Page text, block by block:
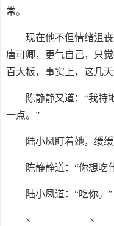
常。
现在他不但情绪沮
唐可卿，更气自己，只
百大板，事实上，这几
陈静静又道：“我特
一点。”
陆小凤盯着她，缓
陈静静道：“你想吃
陆小凤道：“吃你。”
× ×